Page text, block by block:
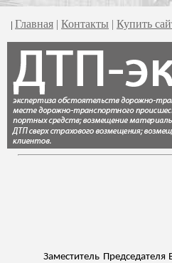
| Главная | Контакты | Купить
Заместитель